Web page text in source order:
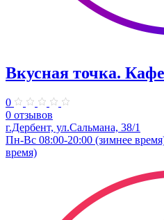
Вкусная точка.
0
0 отзывов
г.Дербент, ​ул.​Сальмана, 38/1
Пн-Вс 08:00-20:00 (зимнее
время)